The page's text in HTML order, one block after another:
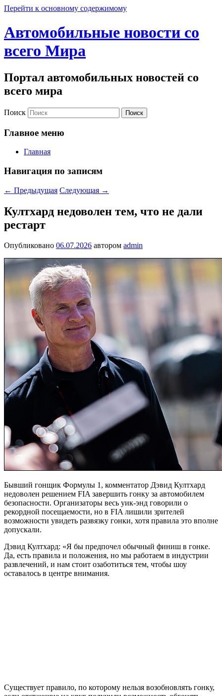
Перейти к основному содержимому
Автомобильные новости со
всего Мира
Портал автомобильных новостей со
всего мира
Поиск
Главное меню
Главная
Навигация по записям
← Предыдущая Следующая →
Култхард недоволен тем, что не дали
рестарт
Опубликовано 06.07.2026 автором admin
Бывший гонщик Формулы 1, комментатор Дэвид Култхард
недоволен решением FIA завершить гонку за автомобилем
безопасности. Организаторы весь уик-энд говорили о
рекордной посещаемости, но в FIA лишили зрителей
возможности увидеть развязку гонки, хотя правила это вполне
допускали.
Дэвид Култхард: «Я бы предпочел обычный финиш в гонке.
Да, есть правила и положения, но мы работаем в индустрии
развлечений, и нам стоит озаботиться тем, чтобы шоу
оставалось в центре внимания.
Существует правило, по которому нельзя возобновлять гонку,